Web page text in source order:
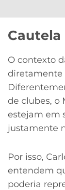
Cautela
O contexto
diretamente
de clubes, o
estejam em
justamente
Por isso,
entendem
poderia